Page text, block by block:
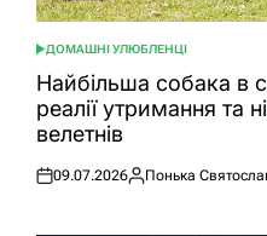
ОПУБЛІКУВАТИ
У
ДОМАШНІ УЛЮБЛЕНЦІ
Найбільша собака в
реалії утримання та
велетнів
Оприлюднено
09.07.2026
Опубліковано
Понька